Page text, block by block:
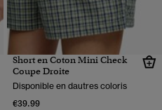
Short en Coton Mini Check
Coupe Droite
Disponible en dautres coloris
€39.99